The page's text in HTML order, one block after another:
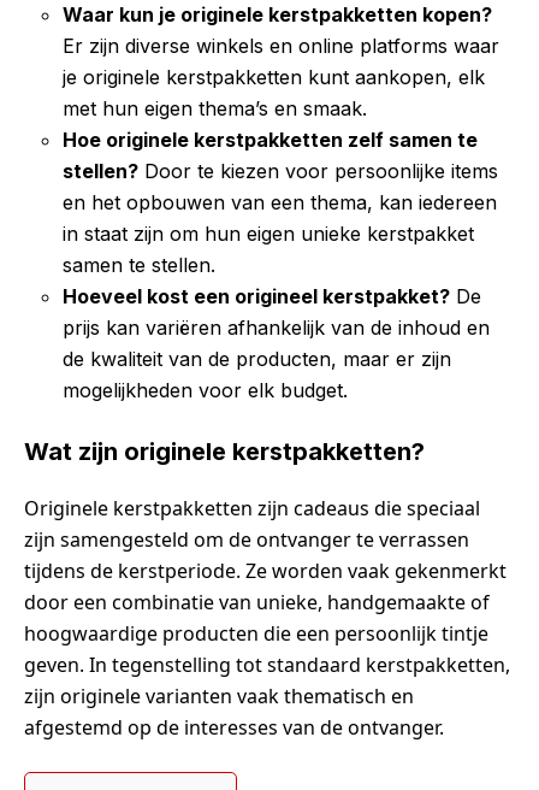
Waar kun je originele kerstpakketten kopen?
Er zijn diverse winkels en online platforms waar
je originele kerstpakketten kunt aankopen, elk
met hun eigen thema’s en smaak.
Hoe originele kerstpakketten zelf samen te
stellen? Door te kiezen voor persoonlijke items
en het opbouwen van een thema, kan iedereen
in staat zijn om hun eigen unieke kerstpakket
samen te stellen.
Hoeveel kost een origineel kerstpakket? De
prijs kan variëren afhankelijk van de inhoud en
de kwaliteit van de producten, maar er zijn
mogelijkheden voor elk budget.
Wat zijn originele kerstpakketten?
Originele kerstpakketten zijn cadeaus die speciaal
zijn samengesteld om de ontvanger te verrassen
tijdens de kerstperiode. Ze worden vaak gekenmerkt
door een combinatie van unieke, handgemaakte of
hoogwaardige producten die een persoonlijk tintje
geven. In tegenstelling tot standaard kerstpakketten,
zijn originele varianten vaak thematisch en
afgestemd op de interesses van de ontvanger.